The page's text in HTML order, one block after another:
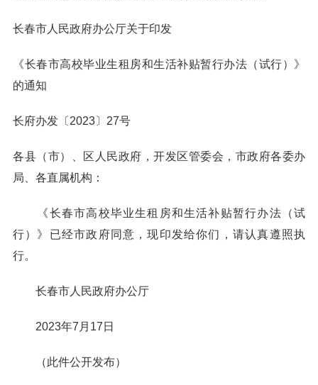
长春市人民政府办公厅关于印发
《长春市高校毕业生租房和生活补贴暂行办法（试行）》
的通知
长府办发〔2023〕27号
各县（市）、区人民政府，开发区管委会，市政府各委办
局、各直属机构：
《长春市高校毕业生租房和生活补贴暂行办法（试
行）》已经市政府同意，现印发给你们，请认真遵照执
行。
长春市人民政府办公厅
2023年7月17日
（此件公开发布）